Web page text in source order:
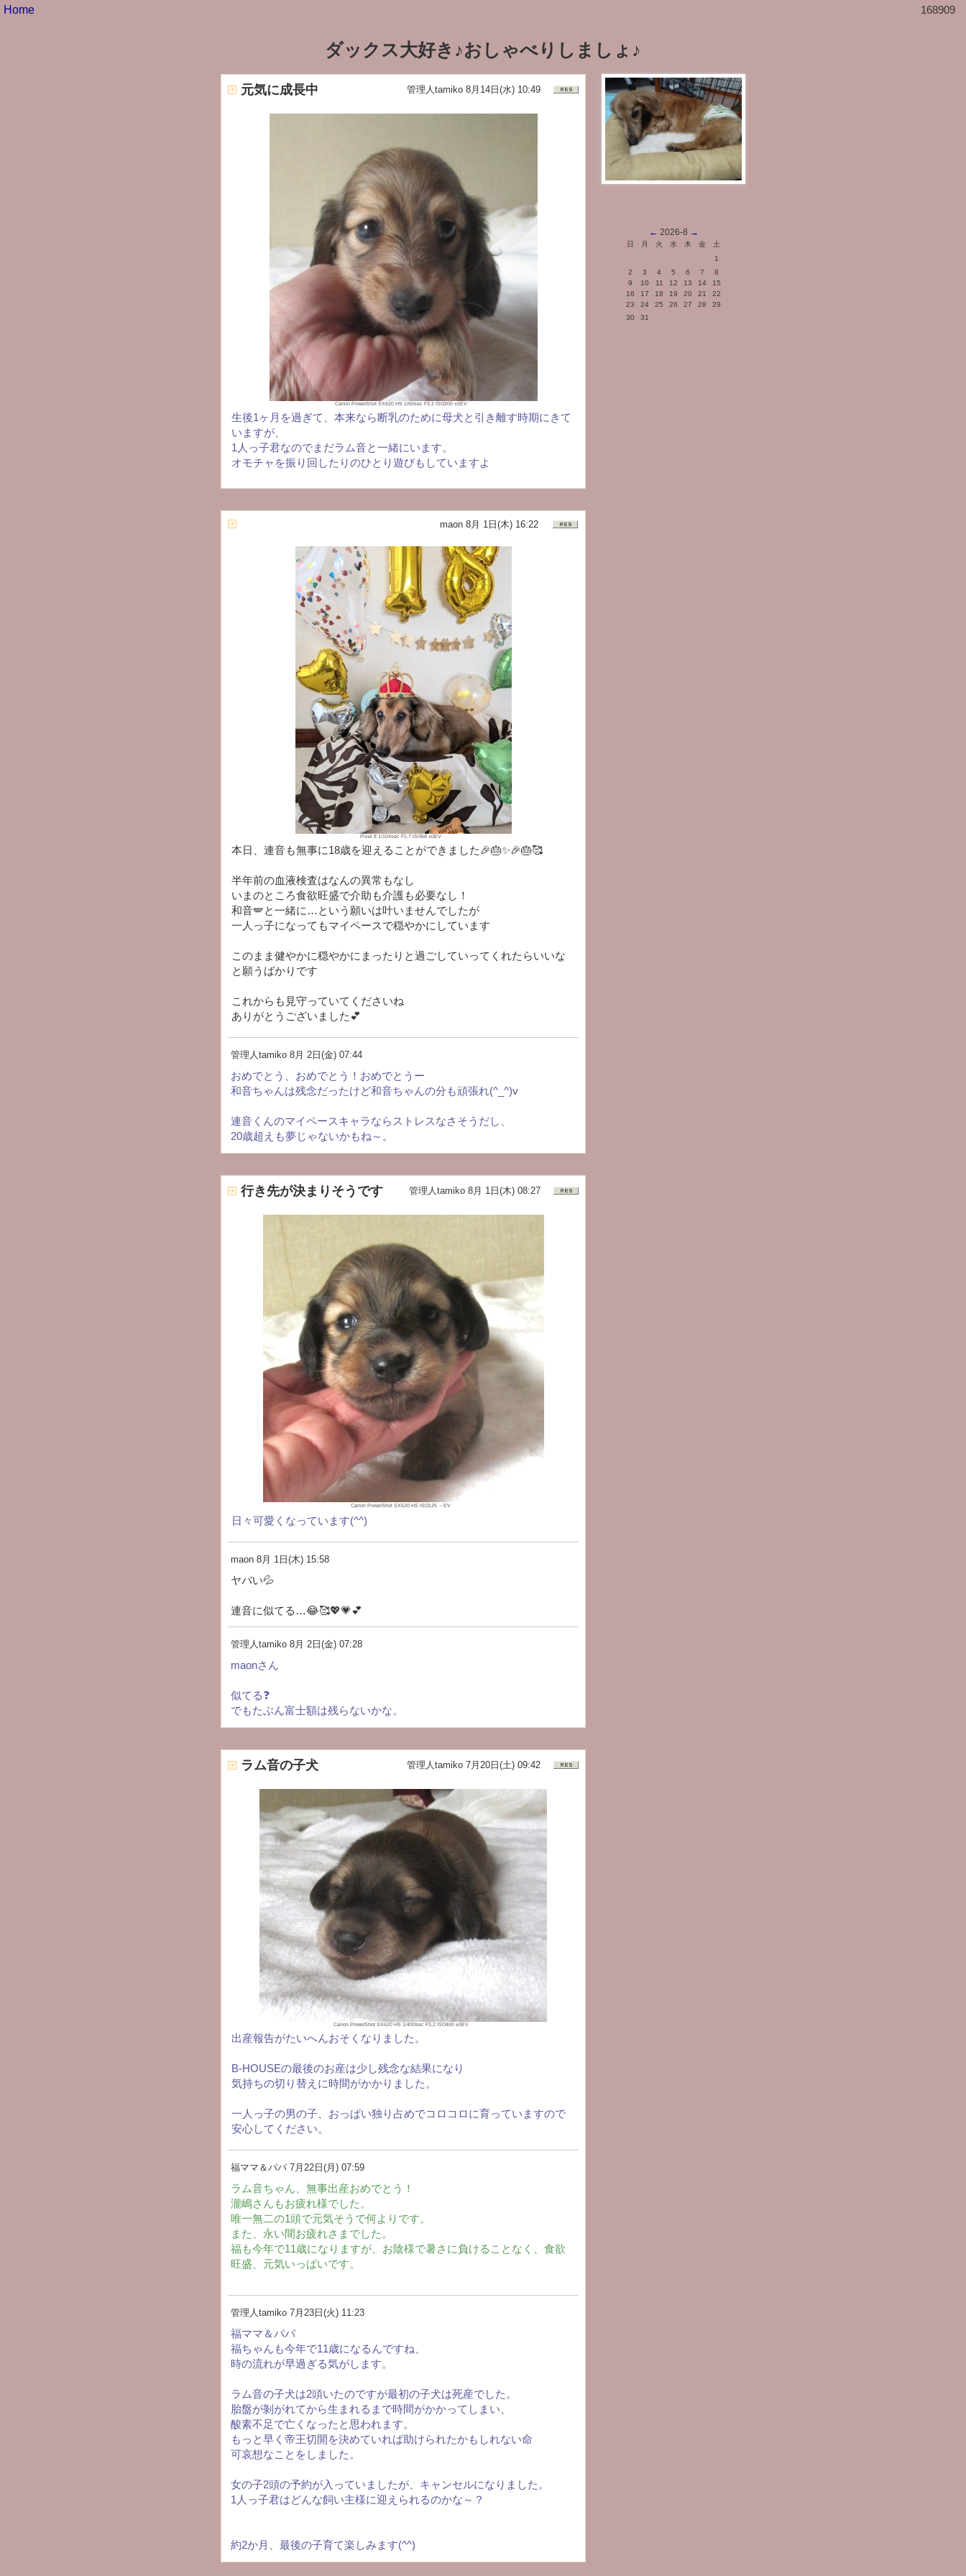
Home 168909
ダックス大好き♪おしゃべりしましょ♪
元気に成長中 管理人tamiko 8月14日(水) 10:49
Canon PowerShot SX620 HS 1/60sec F3.2 ISO200 ±0EV
生後1ヶ月を過ぎて、本来なら断乳のために母犬と引き離す時期にきて
いますが、
1人っ子君なのでまだラム音と一緒にいます。
オモチャを振り回したりのひとり遊びもしていますよ
maon 8月 1日(木) 16:22
Pixel 8 1/104sec F1.7 ISO68 ±0EV
本日、連音も無事に18歳を迎えることができました🎉🎂✨🎉🎂🥰
半年前の血液検査はなんの異常もなし
いまのところ食欲旺盛で介助も介護も必要なし！
和音🪽と一緒に…という願いは叶いませんでしたが
一人っ子になってもマイペースで穏やかにしています
このまま健やかに穏やかにまったりと過ごしていってくれたらいいな
と願うばかりです
これからも見守っていてくださいね
ありがとうございました💕
管理人tamiko 8月 2日(金) 07:44
おめでとう、おめでとう！おめでとうー
和音ちゃんは残念だったけど和音ちゃんの分も頑張れ(^_^)v
連音くんのマイペースキャラならストレスなさそうだし、
20歳超えも夢じゃないかもね～。
行き先が決まりそうです 管理人tamiko 8月 1日(木) 08:27
Canon PowerShot SX620 HS ISO125 －EV
日々可愛くなっています(^^)
maon 8月 1日(木) 15:58
ヤバい💦
連音に似てる…😂🥰💖💗💕
管理人tamiko 8月 2日(金) 07:28
maonさん
似てる❓
でもたぶん富士額は残らないかな。
ラム音の子犬 管理人tamiko 7月20日(土) 09:42
Canon PowerShot SX620 HS 1/400sec F3.2 ISO400 ±0EV
出産報告がたいへんおそくなりました。
B-HOUSEの最後のお産は少し残念な結果になり
気持ちの切り替えに時間がかかりました。
一人っ子の男の子、おっぱい独り占めでコロコロに育っていますので
安心してください。
福ママ＆パパ 7月22日(月) 07:59
ラム音ちゃん、無事出産おめでとう！
瀧嶋さんもお疲れ様でした。
唯一無二の1頭で元気そうで何よりです。
また、永い間お疲れさまでした。
福も今年で11歳になりますが、お陰様で暑さに負けることなく、食欲
旺盛、元気いっぱいです。
管理人tamiko 7月23日(火) 11:23
福ママ＆パパ
福ちゃんも今年で11歳になるんですね、
時の流れが早過ぎる気がします。
ラム音の子犬は2頭いたのですが最初の子犬は死産でした。
胎盤が剝がれてから生まれるまで時間がかかってしまい、
酸素不足で亡くなったと思われます。
もっと早く帝王切開を決めていれば助けられたかもしれない命
可哀想なことをしました。
女の子2頭の予約が入っていましたが、キャンセルになりました。
1人っ子君はどんな飼い主様に迎えられるのかな～？
約2か月、最後の子育て楽しみます(^^)
← 2026-8 →
日 月 火 水 木 金
土
1
2
3 4 5 6 7
8
9
10 11 12 13 14
15
16
17 18 19 20 21
22
23
24 25 26 27 28
29
30
31